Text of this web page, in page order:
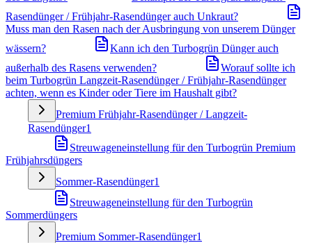
Rasendünger / Frühjahr-Rasendünger auch Unkraut?
Muss man den Rasen nach der Ausbringung von unserem Dünger
wässern?
Kann ich den Turbogrün Dünger auch
außerhalb des Rasens verwenden?
Worauf sollte ich
beim Turbogrün Langzeit-Rasendünger / Frühjahr-Rasendünger
achten, wenn es Kinder oder Tiere im Haushalt gibt?
Premium Frühjahr-Rasendünger / Langzeit-
Rasendünger1
Streuwageneinstellung für den Turbogrün Premium
Frühjahrsdüngers
Sommer-Rasendünger1
Streuwageneinstellung für den Turbogrün
Sommerdüngers
Premium Sommer-Rasendünger1